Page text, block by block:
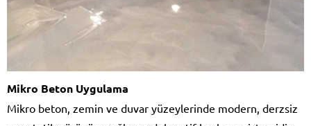
Mikro Beton Uygulama
Mikro beton, zemin ve duvar yüzeylerinde modern, derzsiz